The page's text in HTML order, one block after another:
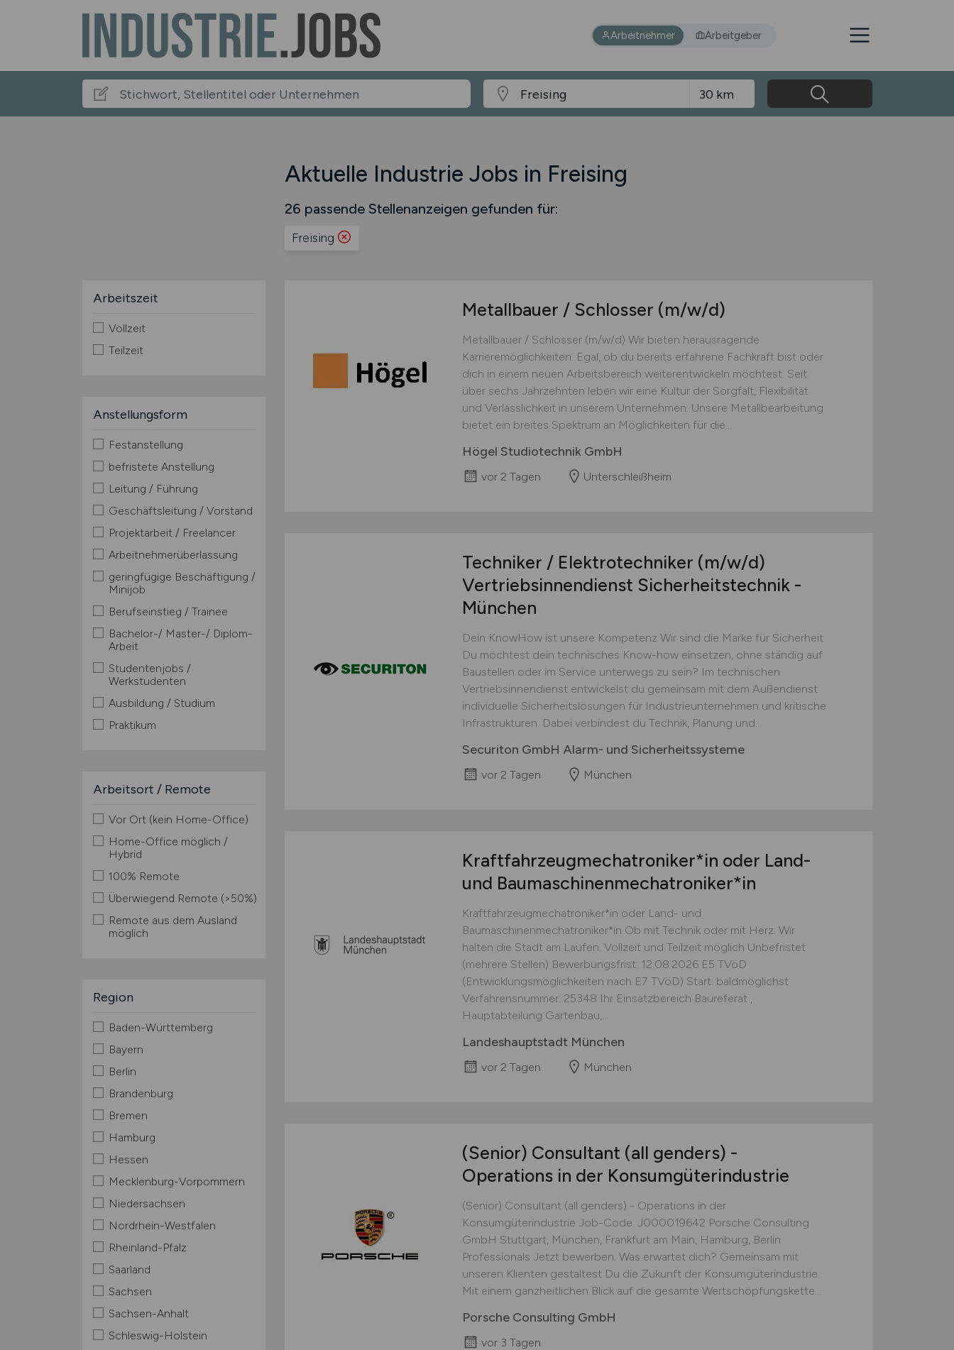
Arbeitnehmer Arbeitgeber
Aktuelle Industrie Jobs in Freising
26 passende Stellenanzeigen gefunden für:
Freising
Arbeitszeit
Vollzeit
Teilzeit
Anstellungsform
Festanstellung
befristete Anstellung
Leitung / Führung
Geschäftsleitung / Vorstand
Projektarbeit / Freelancer
Arbeitnehmerüberlassung
geringfügige Beschäftigung /
Minijob
Berufseinstieg / Trainee
Bachelor-/ Master-/ Diplom-
Arbeit
Studentenjobs /
Werkstudenten
Ausbildung / Studium
Praktikum
Arbeitsort / Remote
Vor Ort (kein Home-Office)
Home-Office möglich /
Hybrid
100% Remote
Überwiegend Remote (>50%)
Remote aus dem Ausland
möglich
Region
Baden-Württemberg
Bayern
Berlin
Brandenburg
Bremen
Hamburg
Hessen
Mecklenburg-Vorpommern
Niedersachsen
Nordrhein-Westfalen
Rheinland-Pfalz
Saarland
Sachsen
Sachsen-Anhalt
Schleswig-Holstein
Metallbauer / Schlosser (m/w/d)
Metallbauer / Schlosser (m/w/d) Wir bieten herausragende
Karrieremöglichkeiten. Egal, ob du bereits erfahrene Fachkraft bist oder
dich in einem neuen Arbeitsbereich weiterentwickeln möchtest. Seit
über sechs Jahrzehnten leben wir eine Kultur der Sorgfalt, Flexibilität
und Verlässlichkeit in unserem Unternehmen. Unsere Metallbearbeitung
bietet ein breites Spektrum an Möglichkeiten für die...
Högel Studiotechnik GmbH
vor 2 Tagen Unterschleißheim
Techniker / Elektrotechniker (m/w/d)
Vertriebsinnendienst Sicherheitstechnik -
München
Dein KnowHow ist unsere Kompetenz Wir sind die Marke für Sicherheit
Du möchtest dein technisches Know-how einsetzen, ohne ständig auf
Baustellen oder im Service unterwegs zu sein? Im technischen
Vertriebsinnendienst entwickelst du gemeinsam mit dem Außendienst
individuelle Sicherheitslösungen für Industrieunternehmen und kritische
Infrastrukturen. Dabei verbindest du Technik, Planung und...
Securiton GmbH Alarm- und Sicherheitssysteme
vor 2 Tagen München
Kraftfahrzeugmechatroniker*in oder Land-
und Baumaschinenmechatroniker*in
Kraftfahrzeugmechatroniker*in oder Land- und
Baumaschinenmechatroniker*in Ob mit Technik oder mit Herz: Wir
halten die Stadt am Laufen. Vollzeit und Teilzeit möglich Unbefristet
(mehrere Stellen) Bewerbungsfrist: 12.08.2026 E5 TVöD
(Entwicklungsmöglichkeiten nach E7 TVöD) Start: baldmöglichst
Verfahrensnummer: 25348 Ihr Einsatzbereich Baureferat ,
Hauptabteilung Gartenbau,...
Landeshauptstadt München
vor 2 Tagen München
(Senior) Consultant (all genders) -
Operations in der Konsumgüterindustrie
(Senior) Consultant (all genders) - Operations in der
Konsumgüterindustrie Job-Code: J000019642 Porsche Consulting
GmbH Stuttgart, München, Frankfurt am Main, Hamburg, Berlin
Professionals Jetzt bewerben. Was erwartet dich? Gemeinsam mit
unseren Klienten gestaltest Du die Zukunft der Konsumgüterindustrie.
Mit einem ganzheitlichen Blick auf die gesamte Wertschöpfungskette...
Porsche Consulting GmbH
vor 3 Tagen